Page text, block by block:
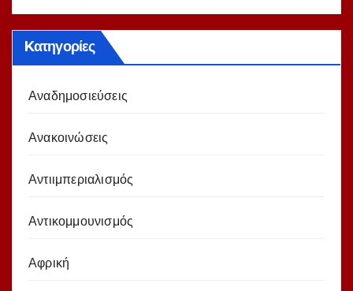
Kατηγορίες
Αναδημοσιεύσεις
Ανακοινώσεις
Αντιιμπεριαλισμός
Αντικομμουνισμός
Αφρική